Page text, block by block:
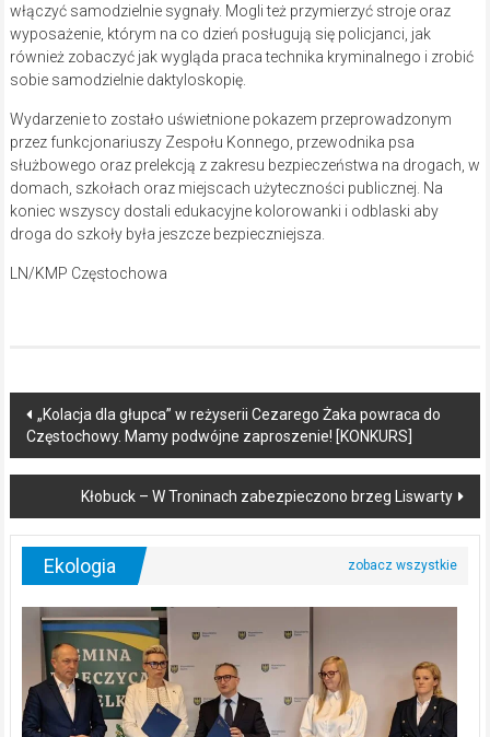
włączyć samodzielnie sygnały. Mogli też przymierzyć stroje oraz
wyposażenie, którym na co dzień posługują się policjanci, jak
również zobaczyć jak wygląda praca technika kryminalnego i zrobić
sobie samodzielnie daktyloskopię.
Wydarzenie to zostało uświetnione pokazem przeprowadzonym
przez funkcjonariuszy Zespołu Konnego, przewodnika psa
służbowego oraz prelekcją z zakresu bezpieczeństwa na drogach, w
domach, szkołach oraz miejscach użyteczności publicznej. Na
koniec wszyscy dostali edukacyjne kolorowanki i odblaski aby
droga do szkoły była jeszcze bezpieczniejsza.
LN/KMP Częstochowa
Post
navigation
„Kolacja dla głupca” w reżyserii Cezarego Żaka powraca do
Częstochowy. Mamy podwójne zaproszenie! [KONKURS]
Kłobuck – W Troninach zabezpieczono brzeg Liswarty
Ekologia